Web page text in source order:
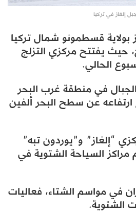
جبل إلغاز في تركيا
قسطمونو شمال تركيا
حيث يفتتح مركزي التزلج
الحالي.
في منطقة غرب البحر
ارتفاعه عن سطح البحر ألفين
“إلغاز” و”يوردون تبه”
السياحة الشتوية في
في مواسم الشتاء، فعاليات
الشتوية.